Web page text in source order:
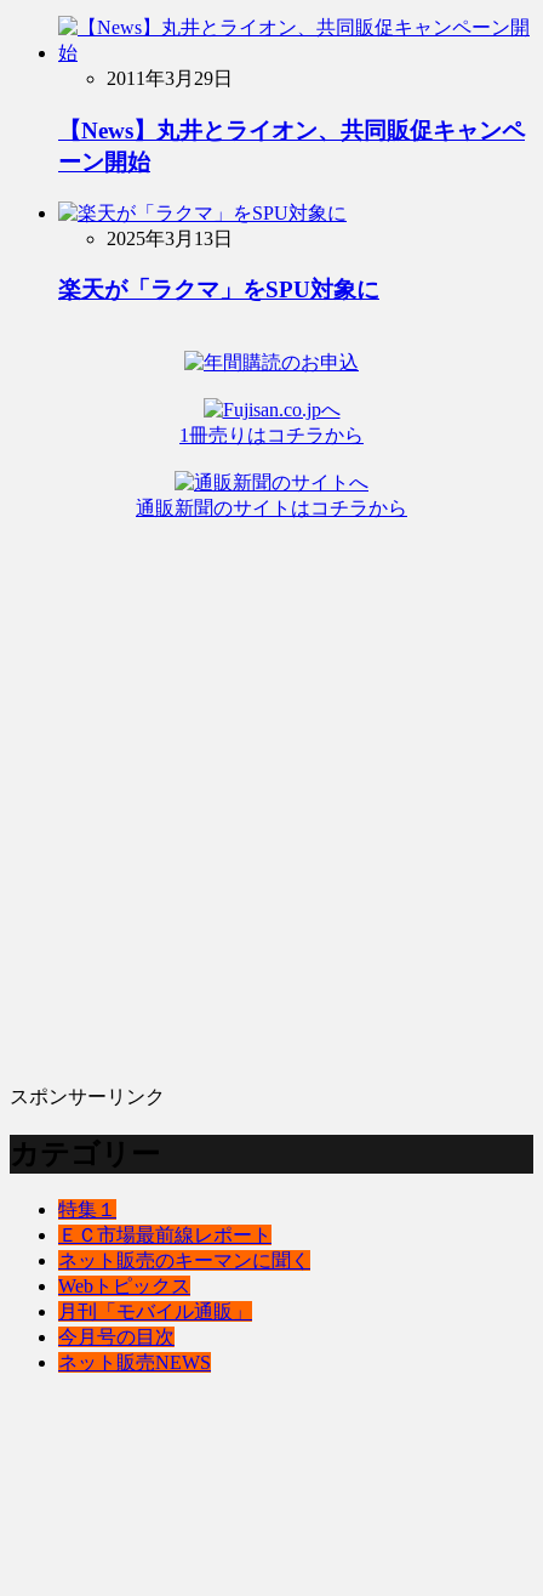
2011年3月29日
【News】丸井とライオン、共同販促キャンペ
ーン開始
2025年3月13日
楽天が「ラクマ」をSPU対象に
1冊売りはコチラから
通販新聞のサイトはコチラから
スポンサーリンク
カテゴリー
特集１
ＥＣ市場最前線レポート
ネット販売のキーマンに聞く
Webトピックス
月刊「モバイル通販」
今月号の目次
ネット販売NEWS